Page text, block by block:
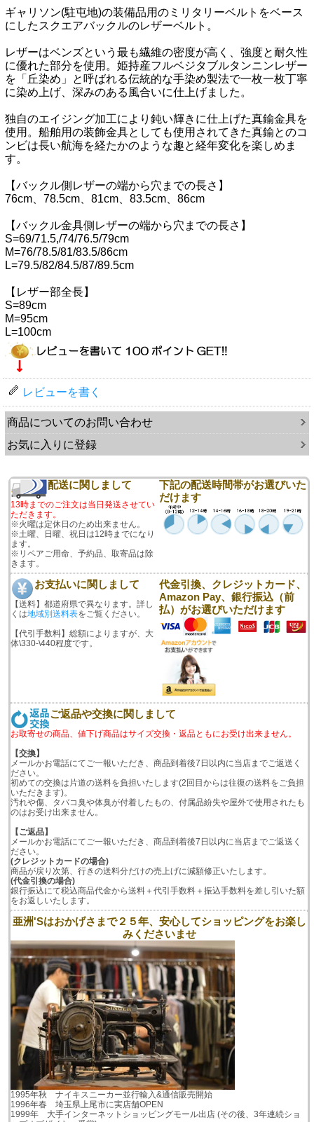
ギャリソン(駐屯地)の装備品用のミリタリーベルトをベース
にしたスクエアバックルのレザーベルト。
レザーはベンズという最も繊維の密度が高く、強度と耐久性
に優れた部分を使用。姫持産フルベジタブルタンニンレザー
を「丘染め」と呼ばれる伝統的な手染め製法で一枚一枚丁寧
に染め上げ、深みのある風合いに仕上げました。
独自のエイジング加工により鈍い輝きに仕上げた真鍮金具を
使用。船舶用の装飾金具としても使用されてきた真鍮とのコ
ンビは長い航海を経たかのような趣と経年変化を楽しめま
す。
【バックル側レザーの端から穴までの長さ】
76cm、78.5cm、81cm、83.5cm、86cm
【バックル金具側レザーの端から穴までの長さ】
S=69/71.5,/74/76.5/79cm
M=76/78.5/81/83.5/86cm
L=79.5/82/84.5/87/89.5cm
【レザー部全長】
S=89cm
M=95cm
L=100cm
レビューを書く
商品についてのお問い合わせ
お気に入りに登録
配送に関しまして
13時までのご注文は当日発送させてい
ただきます。
※火曜は定休日のため出来ません。
※土曜、日曜、祝日は12時までになり
ます。
※リペアご用命、予約品、取寄品は除
きます。
下記の配送時間帯がお選びいた
だけます
お支払いに関しまして
【送料】都道府県で異なります。詳し
くは地域別送料表をご覧ください。
【代引手数料】総額によりますが、大
体\330-\440程度です。
代金引換、クレジットカード、
Amazon Pay、銀行振込（前
払）がお選びいただけます
ご返品や交換に関しまして
お取寄せの商品、値下げ商品はサイズ交換・返品ともにお受け出来ません。
【交換】
メールかお電話にてご一報いただき、商品到着後7日以内に当店までご返送く
ださい。
初めての交換は片道の送料を負担いたします(2回目からは往復の送料をご負担
いただきます)。
汚れや傷、タバコ臭や体臭が付着したもの、付属品紛失や屋外で使用されたも
のはお受け出来ません。
【ご返品】
メールかお電話にてご一報いただき、商品到着後7日以内に当店までご返送く
ださい。
(クレジットカードの場合)
商品が戻り次第、行きの送料分だけの売上げに減額修正いたします。
(代金引換の場合)
銀行振込にて税込商品代金から送料＋代引手数料＋振込手数料を差し引いた額
をお返しいたします。
亜洲'Sはおかげさまで２５年、安心してショッピングをお楽し
みくださいませ
1995年秋 ナイキスニーカー並行輸入&通信販売開始
1996年春 埼玉県上尾市に実店舗OPEN
1999年 大手インターネットショッピングモール出店 (その後、3年連続ショ